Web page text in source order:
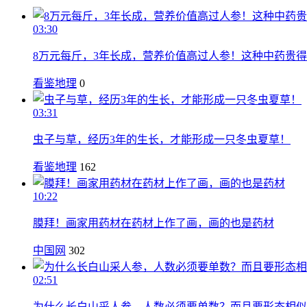
03:30
8万元每斤，3年长成，营养价值高过人参！这种中药贵得
看鉴地理 0
03:31
虫子与草，经历3年的生长，才能形成一只冬虫夏草！
看鉴地理 162
10:22
膜拜！画家用药材在药材上作了画，画的也是药材
中国网 302
02:51